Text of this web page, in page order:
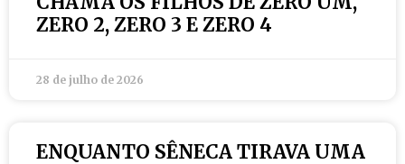
ZERO 2, ZERO 3 E ZERO 4
28 de julho de 2026
ENQUANTO SÊNECA TIRAVA UMA